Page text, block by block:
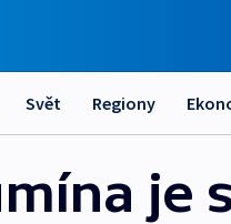
Svět Regiony
je